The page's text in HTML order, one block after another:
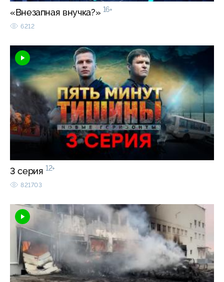
«Внезапная внучка?» 16+
6212
3 серия 12+
821703